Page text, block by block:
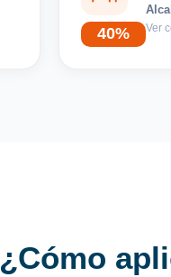
40% Ver
¿Cómo